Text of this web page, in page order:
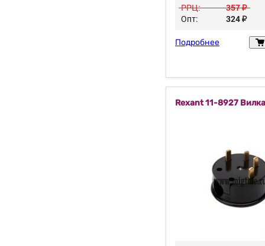
РРЦ: 357у
Опт: 324у
Подробнее
Rexant 11-8927